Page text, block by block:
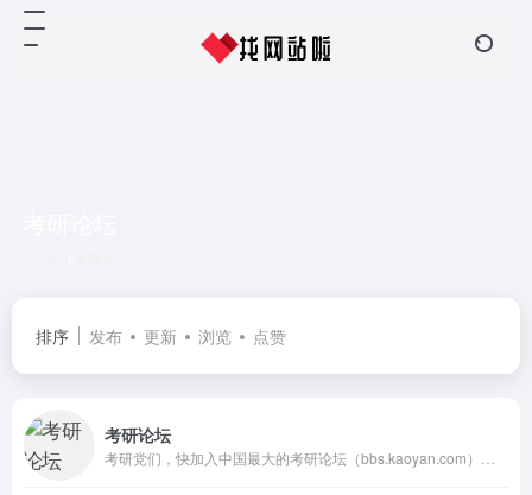
排序 发布 更新 浏览 点赞
考研论坛